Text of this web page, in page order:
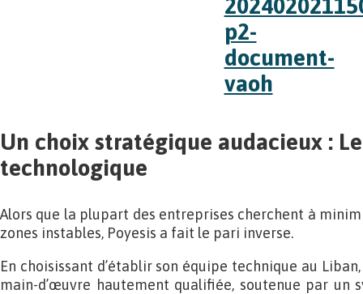
Un choix stratégique audacieux :
technologique
Alors que la plupart des entreprises cherchent à
zones instables, Poyesis a fait le pari inverse.
En choisissant d’établir son équipe technique au
main-d’œuvre hautement qualifiée, soutenue par un